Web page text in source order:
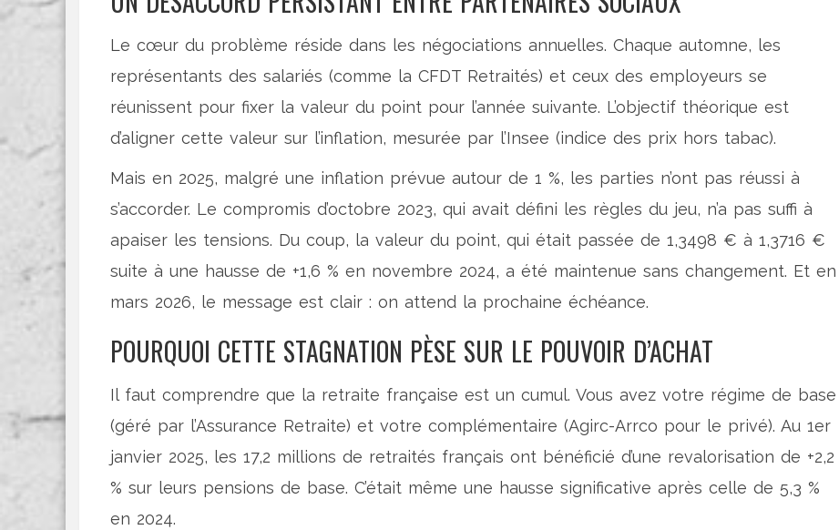
Le cœur du problème réside dans les négociations annuelles. Chaque automne, les
représentants des salariés (comme la CFDT Retraités) et ceux des employeurs se
réunissent pour fixer la valeur du point pour l’année suivante. L’objectif théorique est
d’aligner cette valeur sur l’inflation, mesurée par l’Insee (indice des prix hors tabac).
Mais en 2025, malgré une inflation prévue autour de 1 %, les parties n’ont pas réussi à
s’accorder. Le compromis d’octobre 2023, qui avait défini les règles du jeu, n’a pas suffi à
apaiser les tensions. Du coup, la valeur du point, qui était passée de 1,3498 € à 1,3716 €
suite à une hausse de +1,6 % en novembre 2024, a été maintenue sans changement. Et en
mars 2026, le message est clair : on attend la prochaine échéance.
POURQUOI CETTE STAGNATION PÈSE SUR LE POUVOIR D’ACHAT
Il faut comprendre que la retraite française est un cumul. Vous avez votre régime de base
(géré par l’Assurance Retraite) et votre complémentaire (Agirc-Arrco pour le privé). Au 1er
janvier 2025, les 17,2 millions de retraités français ont bénéficié d’une revalorisation de +2,2
% sur leurs pensions de base. C’était même une hausse significative après celle de 5,3 %
en 2024.